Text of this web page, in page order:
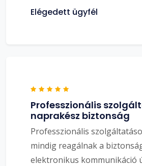
Elégedett ügyfél
Professzionális
naprakész biztonság
Professzionális
mindig reagálnak a
elektronikus kommunikáció